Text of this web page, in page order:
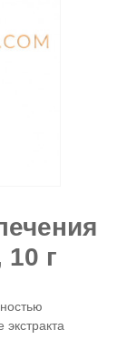
г